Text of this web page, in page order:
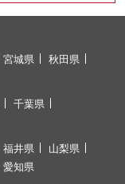
宮城県
秋田県
千葉県
福井県
山梨県
愛知県